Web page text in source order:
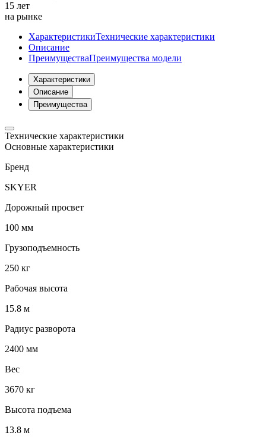
15 лет
на рынке
ХарактеристикиТехнические характеристики
Описание
ПреимуществаПреимущества модели
Характеристики
Описание
Преимущества
Технические характеристики
Основные характеристики
Бренд
SKYER
Дорожный просвет
100 мм
Грузоподъемность
250 кг
Рабочая высота
15.8 м
Радиус разворота
2400 мм
Вес
3670 кг
Высота подъема
13.8 м